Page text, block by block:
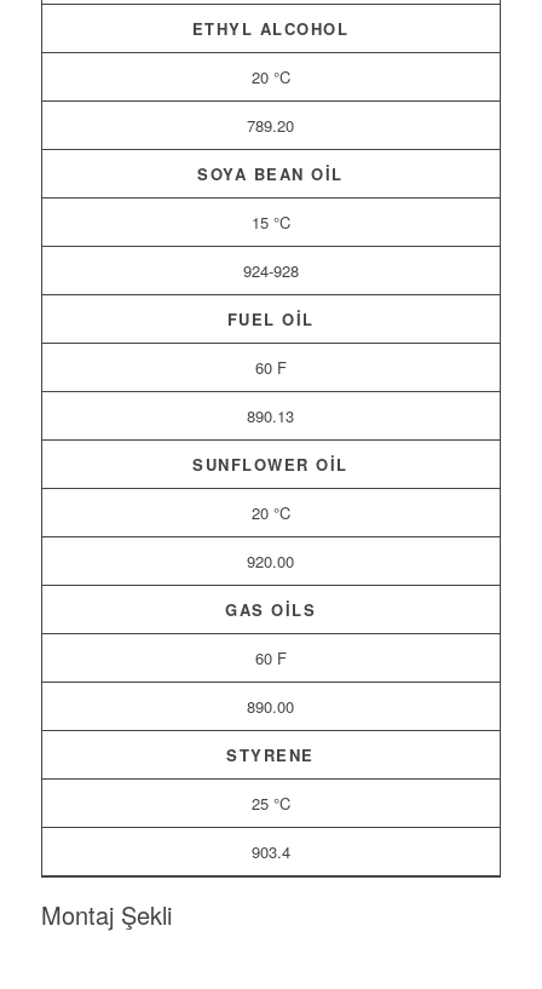
ETHYL ALCOHOL
20 °C
789.20
SOYA BEAN OIL
15 °C
924-928
FUEL OIL
60 F
890.13
SUNFLOWER OIL
20 °C
920.00
GAS OILS
60 F
890.00
STYRENE
25 °C
903.4
Montaj Şekli